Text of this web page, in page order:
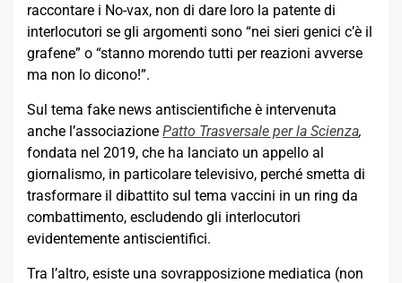
raccontare i No-vax, non di dare loro la patente di
interlocutori se gli argomenti sono “nei sieri genici c’è il
grafene” o “stanno morendo tutti per reazioni avverse
ma non lo dicono!”.
Sul tema fake news antiscientifiche è intervenuta
anche l’associazione Patto Trasversale per la Scienza,
fondata nel 2019, che ha lanciato un appello al
giornalismo, in particolare televisivo, perché smetta di
trasformare il dibattito sul tema vaccini in un ring da
combattimento, escludendo gli interlocutori
evidentemente antiscientifici.
Tra l’altro, esiste una sovrapposizione mediatica (non